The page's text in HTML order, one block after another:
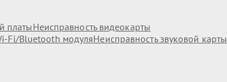
платыНеисправность видеокарты
Fi/Bluetooth модуляНеисправность звуковой карты